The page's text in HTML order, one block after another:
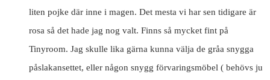
liten pojke där inne i magen. Det mesta vi har sen tidigare är
rosa så det hade jag nog valt. Finns så mycket fint på
Tinyroom. Jag skulle lika gärna kunna välja de gråa snygga
påslakansettet, eller någon snygg förvaringsmöbel ( behövs ju